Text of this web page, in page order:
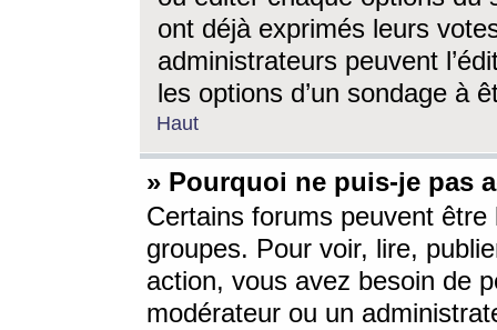
ont déjà exprimés leurs
administrateurs peuvent
les options d’un sondage à
Haut
» Pourquoi ne puis-je pas
Certains forums peuvent être
groupes. Pour voir, lire,
action, vous avez besoin de
modérateur ou un